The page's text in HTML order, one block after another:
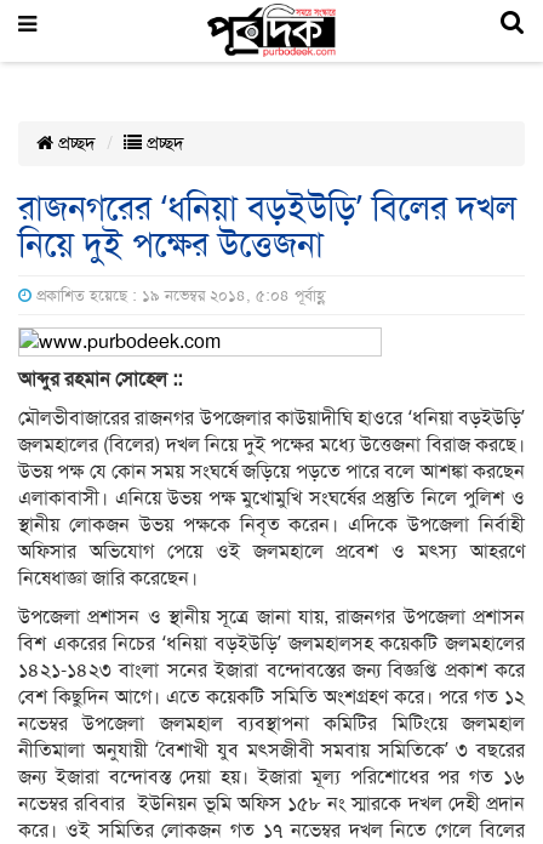
প্রচ্ছদ প্রচ্ছদ
রাজনগরের ‘ধনিয়া বড়ইউড়ি’ বিলের দখল
নিয়ে দুই পক্ষের উত্তেজনা
প্রকাশিত হয়েছে : ১৯ নভেম্বর ২০১৪, ৫:০৪ পূর্বাহ্ণ
আব্দুর রহমান সোহেল::
মৌলভীবাজারের রাজনগর উপজেলার কাউয়াদীঘি হাওরে ‘ধনিয়া বড়ইউড়ি’
জলমহালের (বিলের) দখল নিয়ে দুই পক্ষের মধ্যে উত্তেজনা বিরাজ করছে।
উভয় পক্ষ যে কোন সময় সংঘর্ষে জড়িয়ে পড়তে পারে বলে আশঙ্কা করছেন
এলাকাবাসী। এনিয়ে উভয় পক্ষ মুখোমুখি সংঘর্ষের প্রস্তুতি নিলে পুলিশ ও
স্থানীয় লোকজন উভয় পক্ষকে নিবৃত করেন। এদিকে উপজেলা নির্বাহী
অফিসার অভিযোগ পেয়ে ওই জলমহালে প্রবেশ ও মৎস্য আহরণে
নিষেধাজ্ঞা জারি করেছেন।
উপজেলা প্রশাসন ও স্থানীয় সূত্রে জানা যায়, রাজনগর উপজেলা প্রশাসন
বিশ একরের নিচের ‘ধনিয়া বড়ইউড়ি’ জলমহালসহ কয়েকটি জলমহালের
১৪২১-১৪২৩ বাংলা সনের ইজারা বন্দোবস্তের জন্য বিজ্ঞপ্তি প্রকাশ করে
বেশ কিছুদিন আগে। এতে কয়েকটি সমিতি অংশগ্রহণ করে। পরে গত ১২
নভেম্বর উপজেলা জলমহাল ব্যবস্থাপনা কমিটির মিটিংয়ে জলমহাল
নীতিমালা অনুযায়ী ‘বৈশাখী যুব মৎসজীবী সমবায় সমিতিকে’ ৩ বছরের
জন্য ইজারা বন্দোবস্ত দেয়া হয়। ইজারা মূল্য পরিশোধের পর গত ১৬
নভেম্বর রবিবার ইউনিয়ন ভূমি অফিস ১৫৮ নং স্মারকে দখল দেহী প্রদান
করে। ওই সমিতির লোকজন গত ১৭ নভেম্বর দখল নিতে গেলে বিলের